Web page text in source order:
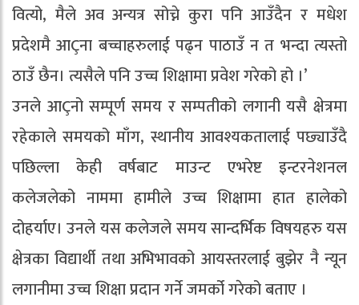
वित्यो, मैले अव अन्यत्र सोच्ने कुरा पनि आउँदैन र मधेश
प्रदेशमै आÇना बच्चाहरुलाई पढ्न पाठाउँ न त भन्दा त्यस्तो
ठाउँ छैन। त्यसैले पनि उच्च शिक्षामा प्रवेश गरेको हो ।’
उनले आÇनो सम्पूर्ण समय र सम्पतीको लगानी यसै क्षेत्रमा
रहेकाले समयको माँग, स्थानीय आवश्यकतालाई पछ्याउँदै
पछिल्ला केही वर्षबाट माउन्ट एभरेष्ट इन्टरनेशनल
कलेजलेको नाममा हामीले उच्च शिक्षामा हात हालेको
दोहर्याए। उनले यस कलेजले समय सान्दर्भिक विषयहरु यस
क्षेत्रका विद्यार्थी तथा अभिभावको आयस्तरलाई बुझेर नै न्यून
लगानीमा उच्च शिक्षा प्रदान गर्ने जमर्को गरेको बताए ।